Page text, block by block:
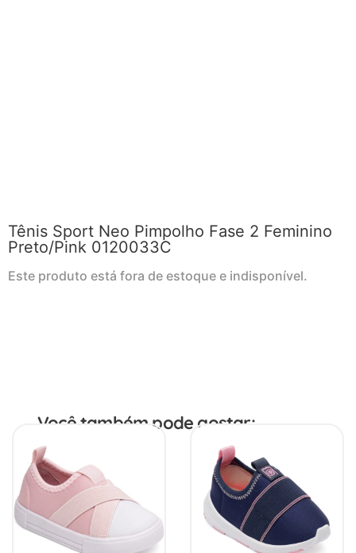
Tênis Sport Neo Pimpolho Fase 2 Feminino
Preto/Pink 0120033C
Este produto está fora de estoque e indisponível.
Você também pode gostar: